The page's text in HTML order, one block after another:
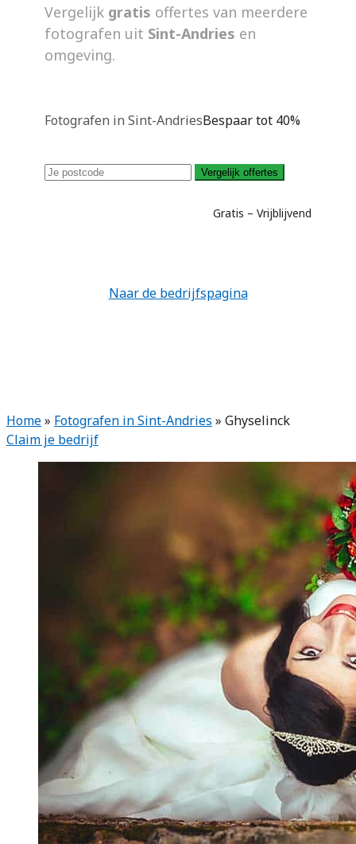
Vergelijk gratis offertes van meerdere
fotografen uit Sint-Andries en
omgeving.
Fotografen in Sint-AndriesBespaar tot 40%
Vergelijk offertes
Gratis – Vrijblijvend
Naar de bedrijfspagina
Home» Fotografen in Sint-Andries » Ghyselinck
Claim je bedrijf